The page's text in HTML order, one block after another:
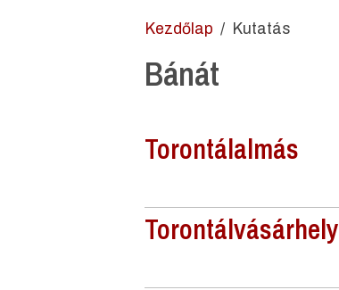
Kezdőlap Kutatás
Bánát
Torontálalmás
Torontálvásárhely